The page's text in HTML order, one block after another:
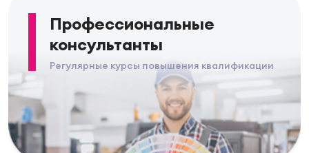
Профессиональные
консультанты
Регулярные курсы повышения квалификации